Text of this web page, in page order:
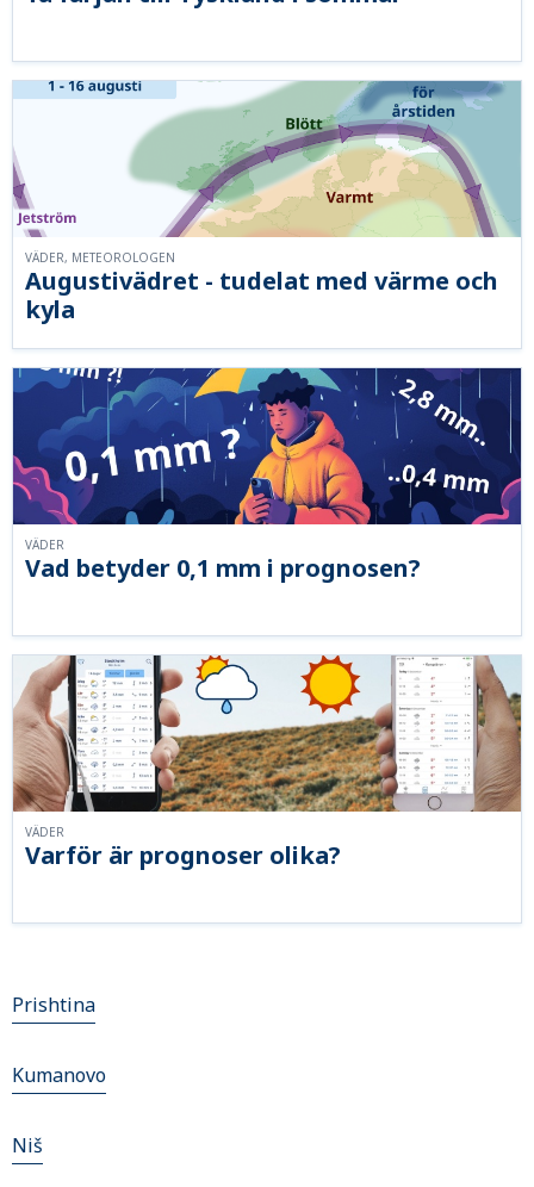
Augustivädret - tudelat med värme och
kyla
VÄDER, METEOROLOGEN
Vad betyder 0,1 mm i prognosen?
VÄDER
Varför är prognoser olika?
VÄDER
Prishtina
Kumanovo
Niš